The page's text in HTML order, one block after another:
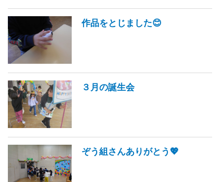
作品をとじました😊
３月の誕生会
ぞう組さんありがとう💖